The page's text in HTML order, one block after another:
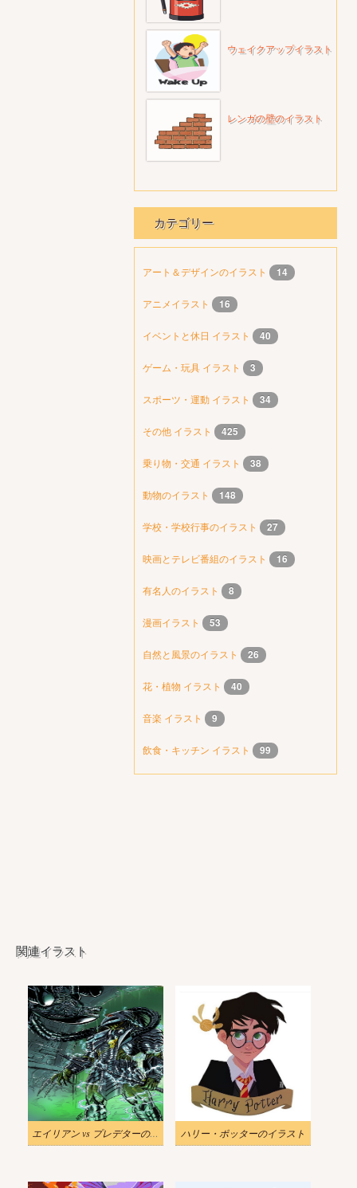
ウェイクアップイラスト
レンガの壁のイラスト
カテゴリー
アート＆デザインのイラスト 14
アニメイラスト 16
イベントと休日 イラスト 40
ゲーム・玩具 イラスト 3
スポーツ・運動 イラスト 34
その他 イラスト 425
乗り物・交通 イラスト 38
動物のイラスト 148
学校・学校行事のイラスト 27
映画とテレビ番組のイラスト 16
有名人のイラスト 8
漫画イラスト 53
自然と風景のイラスト 26
花・植物 イラスト 40
音楽 イラスト 9
飲食・キッチン イラスト 99
関連イラスト
エイリアン vs プレデターのイラスト ハリー・ポッターのイラスト